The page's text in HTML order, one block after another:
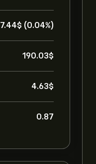
7.44‎$‎ (0.04%)
190.03‎$‎
4.63‎$‎
0.87